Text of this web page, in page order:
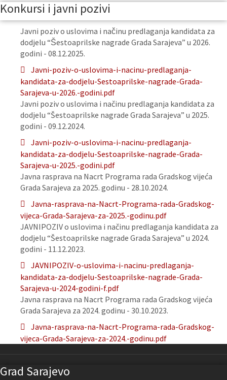
Konkursi i javni pozivi
Javni poziv o uslovima i načinu predlaganja kandidata za
dodjelu “Šestoaprilske nagrade Grada Sarajeva” u 2026.
godini - 08.12.2025.
Javni-poziv-o-uslovima-i-nacinu-predlaganja-
kandidata-za-dodjelu-Sestoaprilske-nagrade-Grada-
Sarajeva-u-2026.-godini.pdf
Javni poziv o uslovima i načinu predlaganja kandidata za
dodjelu “Šestoaprilske nagrade Grada Sarajeva” u 2025.
godini - 09.12.2024.
Javni-poziv-o-uslovima-i-nacinu-predlaganja-
kandidata-za-dodjelu-Sestoaprilske-nagrade-Grada-
Sarajeva-u-2025.-godini.pdf
Javna rasprava na Nacrt Programa rada Gradskog vijeća
Grada Sarajeva za 2025. godinu - 28.10.2024.
Javna-rasprava-na-Nacrt-Programa-rada-Gradskog-
vijeca-Grada-Sarajeva-za-2025.-godinu.pdf
JAVNIPOZIV o uslovima i načinu predlaganja kandidata za
dodjelu “Šestoaprilske nagrade Grada Sarajeva” u 2024.
godini - 11.12.2023.
JAVNIPOZIV-o-uslovima-i-nacinu-predlaganja-
kandidata-za-dodjelu-Sestoaprilske-nagrade-Grada-
Sarajeva-u-2024-godini-f.pdf
Javna rasprava na Nacrt Programa rada Gradskog vijeća
Grada Sarajeva za 2024. godinu - 30.10.2023.
Javna-rasprava-na-Nacrt-Programa-rada-Gradskog-
vijeca-Grada-Sarajeva-za-2024.-godinu.pdf
Grad Sarajevo